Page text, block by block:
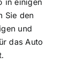
in einigen
Sie den
und
das Auto